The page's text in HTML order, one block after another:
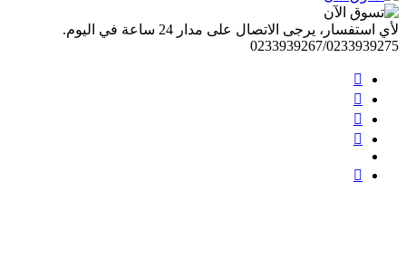
لأي استفسار، يرجى الاتصال على مدار 24 ساعة في اليوم.
0233939267/0233939275